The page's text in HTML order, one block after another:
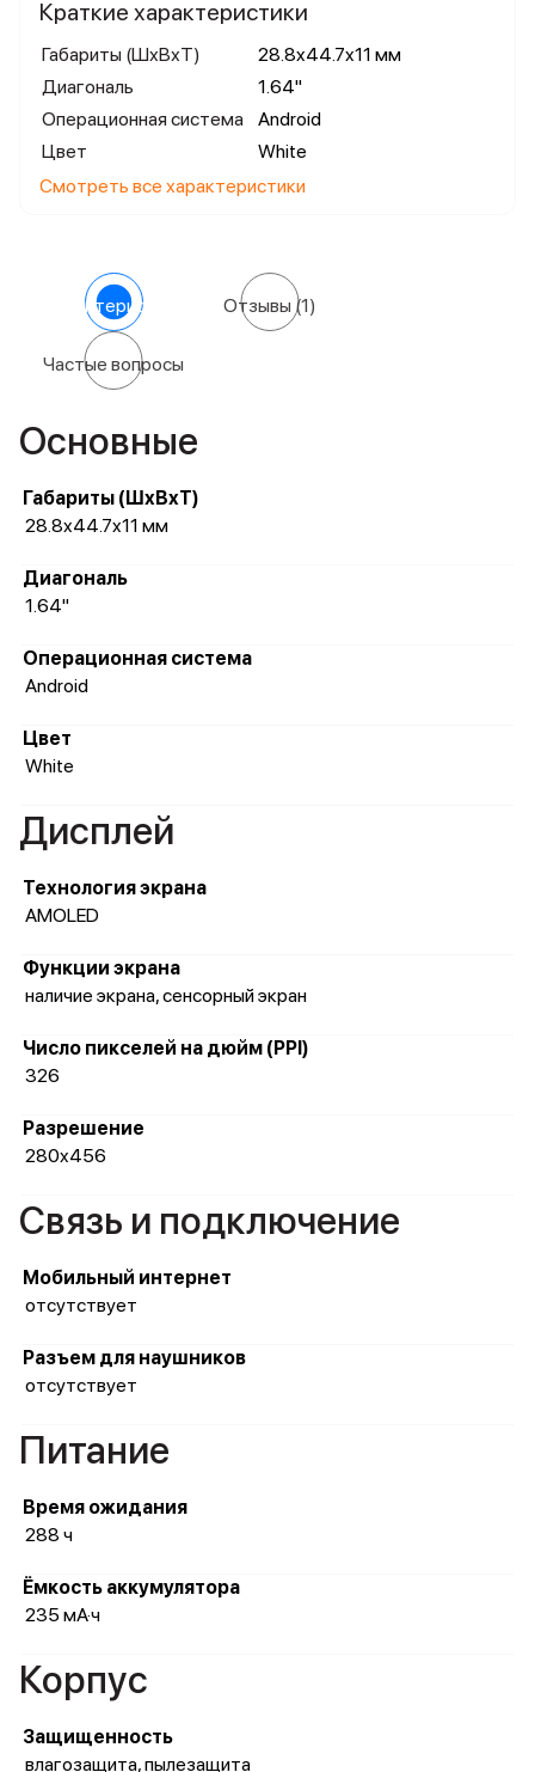
Краткие характеристики
Габариты (ШхВхТ)
28.8x44.7x11 мм
Диагональ
1.64"
Операционная система
Android
Цвет
White
Смотреть все характеристики
Характеристики Отзывы (1)
Частые вопросы
Основные
Габариты (ШхВхТ)
28.8x44.7x11 мм
Диагональ
1.64"
Операционная система
Android
Цвет
White
Дисплей
Технология экрана
AMOLED
Функции экрана
наличие экрана, сенсорный экран
Число пикселей на дюйм (PPI)
326
Разрешение
280x456
Связь и подключение
Мобильный интернет
отсутствует
Разъем для наушников
отсутствует
Питание
Время ожидания
288 ч
Ёмкость аккумулятора
235 мА·ч
Корпус
Защищенность
влагозащита, пылезащита